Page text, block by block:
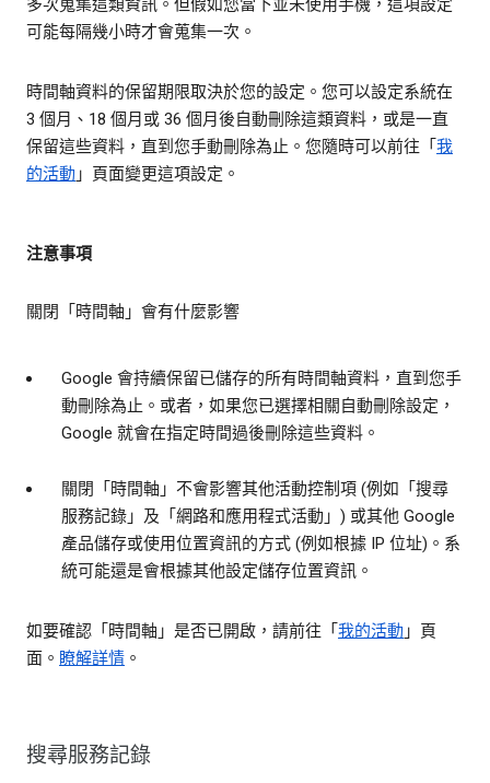
多次蒐集這類資訊。但假如您當下並未使用手機，這項設定
可能每隔幾小時才會蒐集一次。
時間軸資料的保留期限取決於您的設定。您可以設定系統在
3 個月、18 個月或 36 個月後自動刪除這類資料，或是一直
保留這些資料，直到您手動刪除為止。您隨時可以前往「 我
的活動 」頁面變更這項設定。
注意事項
關閉「時間軸」會有什麼影響
Google 會持續保留已儲存的所有時間軸資料，直到您手
動刪除為止。或者，如果您已選擇相關自動刪除設定，
Google 就會在指定時間過後刪除這些資料。
關閉「時間軸」不會影響其他活動控制項 (例如「搜尋
服務記錄」及「網路和應用程式活動」) 或其他 Google
產品儲存或使用位置資訊的方式 (例如根據 IP 位址)。系
統可能還是會根據其他設定儲存位置資訊。
如要確認「時間軸」是否已開啟，請前往「 我的活動 」頁
面。 瞭解詳情 。
搜尋服務記錄